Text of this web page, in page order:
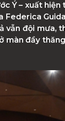
Ý – xuất hiện
vẫn đội mưa,
màn đầy